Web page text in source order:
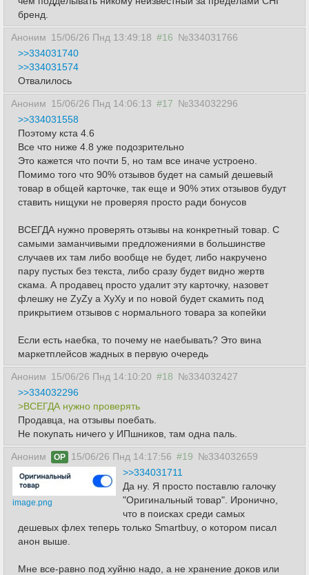
бренд.
Аноним 15/06/26 Пнд 13:49:18 #16 №334031766
>>334031740
>>334031574
Отвалилось
Аноним 15/06/26 Пнд 14:06:13 #17 №334032296
>>334031558
Поэтому кста 4.6
Все что ниже 4.8 уже подозрительно
Это кажется что почти 5, но там все иначе устроено.
Помимо того что 90% отзывов будет на самый дешевый
товар в общей карточке, так еще и 90% этих отзывов будут
ставить нищуки не проверяя просто ради бонусов
ВСЕГДА нужно проверять отзывы на конкретный товар. С
самыми заманчивыми предложениями в большинстве
случаев их там либо вообще не будет, либо накручено
пару пустых без текста, либо сразу будет видно жертв
скама. А продавец просто удалит эту карточку, назовет
флешку не ZyZy а XyXy и по новой будет скамить под
прикрытием отзывов с нормального товара за копейки
Если есть наебка, то почему не наебывать? Это вина
маркетплейсов жадных в первую очередь
Аноним 15/06/26 Пнд 14:10:20 #18 №334032427
>>334032296
>ВСЕГДА нужно проверять
Продавца, на отзывы поебать.
Не покупать ничего у ИПшников, там одна паль.
Аноним OP 15/06/26 Пнд 14:17:56 #19 №334032659
image.png
>>334031711
Да ну. Я просто поставлю галочку
"Оригинальный товар". Иронично,
что в поисках среди самых
дешевых флех теперь только Smartbuy, о котором писал
анон выше.
Мне все-равно под хуйню надо, а не хранение доков или